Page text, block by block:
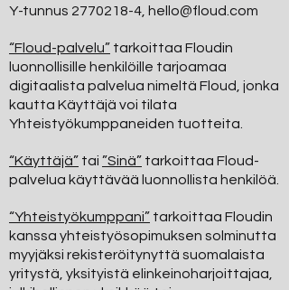
Y-tunnus 2770218-4 hello@floud.com
“Floud-palvelu” tarkoittaa Floudin
luonnollisille henkilöille tarjoamaa
digitaalista palvelua nimeltä Floud, jonka
kautta Käyttäjä voi tilata
Yhteistyökumppaneiden tuotteita.
“Käyttäjä” tai ”Sinä” tarkoittaa Floud-
palvelua käyttävää luonnollista henkilöä.
“Yhteistyökumppani” tarkoittaa Floudin
kanssa yhteistyösopimuksen solminutta
myyjäksi rekisteröitynyttä suomalaista
yritystä, yksityistä elinkeinoharjoittajaa,